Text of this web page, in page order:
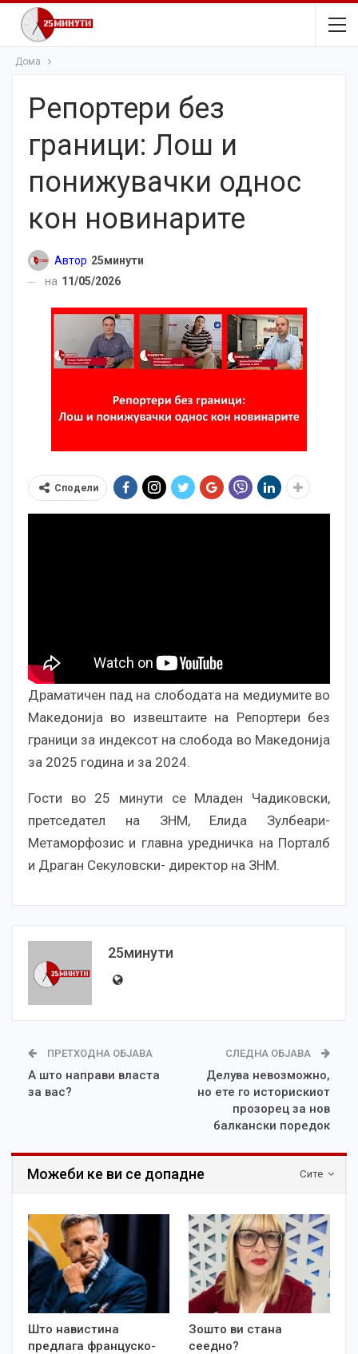
Дома
Репортери без
граници: Лош и
понижувачки однос
кон новинарите
Автор 25минути
на 11/05/2026
Сподели
Драматичен пад на слободата на медиумите во
Македонија во извештаите на Репортери без
граници за индексот на слобода во Македонија
за 2025 година и за 2024.
Гости во 25 минути се Младен Чадиковски,
претседател на ЗНМ, Елида Зулбеари-
Метаморфозис и главна уредничка на Порталб
и Драган Секуловски- директор на ЗНМ.
25минути
ПРЕТХОДНА ОБЈАВА
А што направи власта
за вас?
СЛЕДНА ОБЈАВА
Делува невозможно,
но ете го историскиот
прозорец за нов
балкански поредок
Сите
Можеби ке ви се допадне
Што навистина
предлага француско-
Зошто ви стана
сеедно?